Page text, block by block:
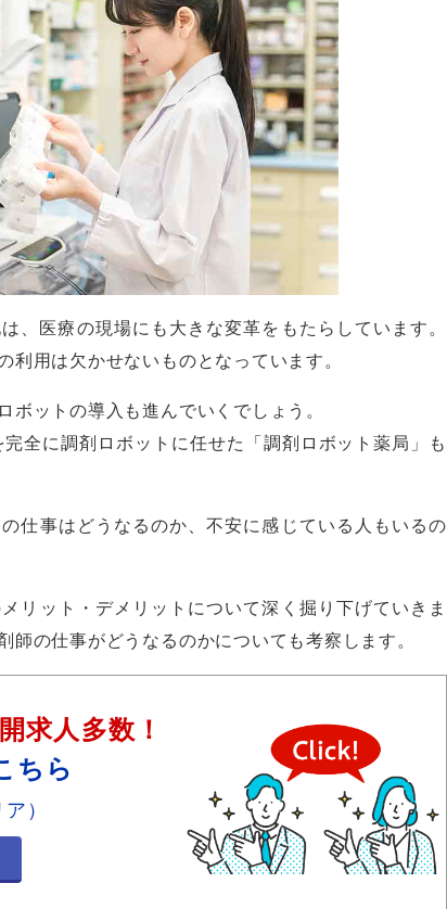
、医療の現場にも大きな変革をもたらしています。
用は欠かせないものとなっています。
ボットの導入も進んでいくでしょう。
全に調剤ロボットに任せた「調剤ロボット薬局」も
仕事はどうなるのか、不安に感じている人もいるの
リット・デメリットについて深く掘り下げていきま
師の仕事がどうなるのかについても考察します。
求人多数！
ちら
）